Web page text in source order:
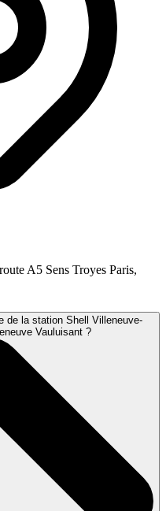
A5 Sens Troyes Paris,
de la station Shell Villeneuve-
Vauluisant ?